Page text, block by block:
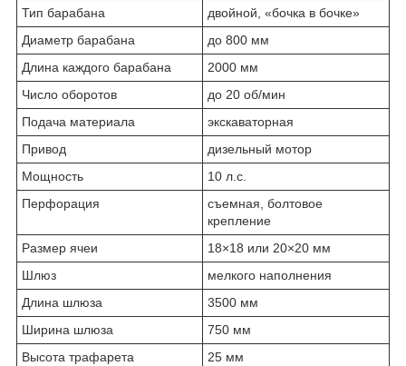
Тип барабана
двойной, «бочка в бочке»
Диаметр барабана
до 800 мм
Длина каждого барабана
2000 мм
Число оборотов
до 20 об/мин
Подача материала
экскаваторная
Привод
дизельный мотор
Мощность
10 л.с.
Перфорация
съемная, болтовое
крепление
Размер ячеи
18×18 или 20×20 мм
Шлюз
мелкого наполнения
Длина шлюза
3500 мм
Ширина шлюза
750 мм
Высота трафарета
25 мм